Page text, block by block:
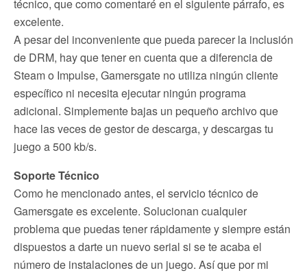
técnico, que como comentaré en el siguiente párrafo, es
excelente.
A pesar del inconveniente que pueda parecer la inclusión
de DRM, hay que tener en cuenta que a diferencia de
Steam o Impulse, Gamersgate no utiliza ningún cliente
específico ni necesita ejecutar ningún programa
adicional. Simplemente bajas un pequeño archivo que
hace las veces de gestor de descarga, y descargas tu
juego a 500 kb/s.
Soporte Técnico
Como he mencionado antes, el servicio técnico de
Gamersgate es excelente. Solucionan cualquier
problema que puedas tener rápidamente y siempre están
dispuestos a darte un nuevo serial si se te acaba el
número de instalaciones de un juego. Así que por mi